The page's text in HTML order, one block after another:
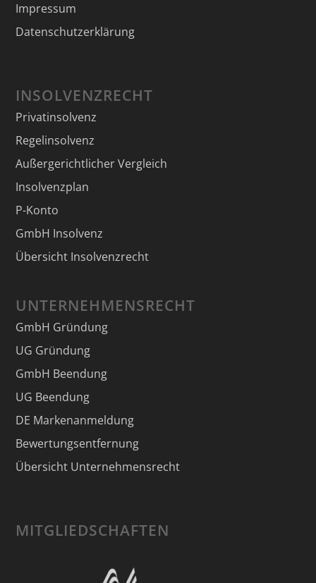
Impressum
Datenschutzerklärung
INSOLVENZRECHT
Privatinsolvenz
Regelinsolvenz
Außergerichtlicher Vergleich
Insolvenzplan
P-Konto
GmbH Insolvenz
Übersicht Insolvenzrecht
UNTERNEHMENSRECHT
GmbH Gründung
UG Gründung
GmbH Beendung
UG Beendung
DE Markenanmeldung
Bewertungsentfernung
Übersicht Unternehmensrecht
MITGLIEDSCHAFTEN